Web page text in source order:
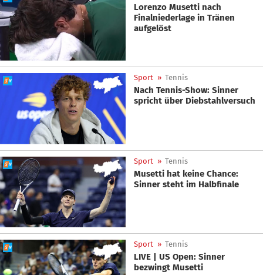
Lorenzo Musetti nach
Finalniederlage in Tränen
aufgelöst
Sport » Tennis
Nach Tennis-Show: Sinner
spricht über Diebstahlversuch
Sport » Tennis
Musetti hat keine Chance:
Sinner steht im Halbfinale
Sport » Tennis
LIVE | US Open: Sinner
bezwingt Musetti